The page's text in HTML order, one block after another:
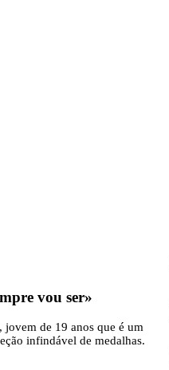
vou ser»
jovem de 19 anos que é um
infindável de medalhas.